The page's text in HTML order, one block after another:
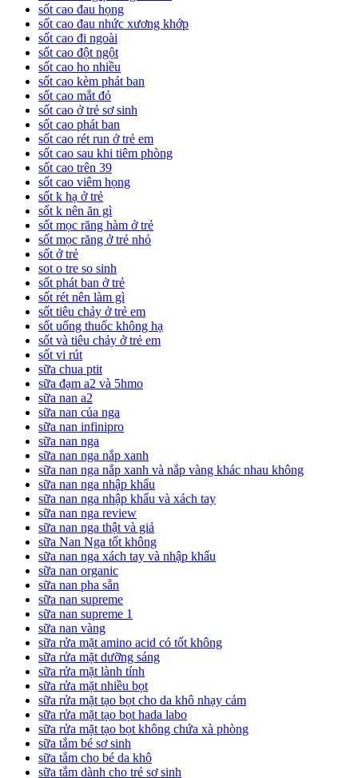
sốt cao đau họng
sốt cao đau nhức xương khớp
sốt cao đi ngoài
sốt cao đột ngột
sốt cao ho nhiều
sốt cao kèm phát ban
sốt cao mắt đỏ
sốt cao ở trẻ sơ sinh
sốt cao phát ban
sốt cao rét run ở trẻ em
sốt cao sau khi tiêm phòng
sốt cao trên 39
sốt cao viêm họng
sốt k hạ ở trẻ
sốt k nên ăn gì
sốt mọc răng hàm ở trẻ
sốt mọc răng ở trẻ nhỏ
sốt ở trẻ
sot o tre so sinh
sốt phát ban ở trẻ
sốt rét nên làm gì
sốt tiêu chảy ở trẻ em
sốt uống thuốc không hạ
sốt và tiêu chảy ở trẻ em
sốt vi rút
sữa chua ptit
sữa đạm a2 và 5hmo
sữa nan a2
sữa nan của nga
sữa nan infinipro
sữa nan nga
sữa nan nga nắp xanh
sữa nan nga nắp xanh và nắp vàng khác nhau không
sữa nan nga nhập khẩu
sữa nan nga nhập khẩu và xách tay
sữa nan nga review
sữa nan nga thật và giả
sữa Nan Nga tốt không
sữa nan nga xách tay và nhập khẩu
sữa nan organic
sữa nan pha sẵn
sữa nan supreme
sữa nan supreme 1
sữa nan vàng
sữa rửa mặt amino acid có tốt không
sữa rửa mặt dưỡng sáng
sữa rửa mặt lành tính
sữa rửa mặt nhiều bọt
sữa rửa mặt tạo bọt cho da khô nhạy cảm
sữa rửa mặt tạo bọt hada labo
sữa rửa mặt tạo bọt không chứa xà phòng
sữa tắm bé sơ sinh
sữa tắm cho bé da khô
sữa tắm dành cho trẻ sơ sinh